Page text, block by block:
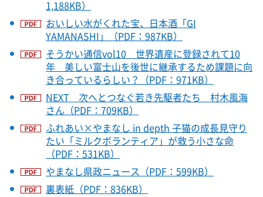
1,188KB）
おいしい水がくれた宝、日本酒「GI
YAMANASHI」（PDF：987KB）
そうかい通信vol10 世界遺産に登録されて10
年 美しい富士山を後世に継承するため課題に向
き合っているらしい？（PDF：971KB）
NEXT 次へとつなぐ若き先駆者たち 村木風海
さん（PDF：709KB）
ふれあい×やまなし in depth 子猫の成長見守り
たい「ミルクボランティア」が救う小さな命
（PDF：531KB）
やまなし県政ニュース（PDF：599KB）
裏表紙（PDF：836KB）